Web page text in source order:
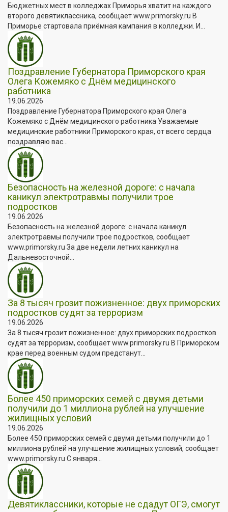
Бюджетных мест в колледжах Приморья хватит на каждого
второго девятиклассника, сообщает www.primorsky.ru В
Приморье стартовала приёмная кампания в колледжи. И...
Поздравление Губернатора Приморского края
Олега Кожемяко с Днём медицинского
работника
19.06.2026
Поздравление Губернатора Приморского края Олега
Кожемяко с Днём медицинского работника Уважаемые
медицинские работники Приморского края, от всего сердца
поздравляю вас...
Безопасность на железной дороге: с начала
каникул электротравмы получили трое
подростков
19.06.2026
Безопасность на железной дороге: с начала каникул
электротравмы получили трое подростков, сообщает
www.primorsky.ru За две недели летних каникул на
Дальневосточной...
За 8 тысяч грозит пожизненное: двух приморских
подростков судят за терроризм
19.06.2026
За 8 тысяч грозит пожизненное: двух приморских подростков
судят за терроризм, сообщает www.primorsky.ru В Приморском
крае перед военным судом предстанут...
Более 450 приморских семей с двумя детьми
получили до 1 миллиона рублей на улучшение
жилищных условий
19.06.2026
Более 450 приморских семей с двумя детьми получили до 1
миллиона рублей на улучшение жилищных условий, сообщает
www.primorsky.ru С января...
Девятиклассники, которые не сдадут ОГЭ, смогут